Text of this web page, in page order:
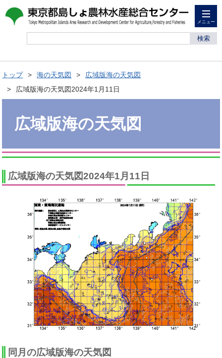
メニュー
検索
トップ 海の天気図
広域版海の天気図
広域版海の天気図2024年1月11日
広域版海の天気図
広域版海の天気図2024年1月11日
同月の広域版海の天気図